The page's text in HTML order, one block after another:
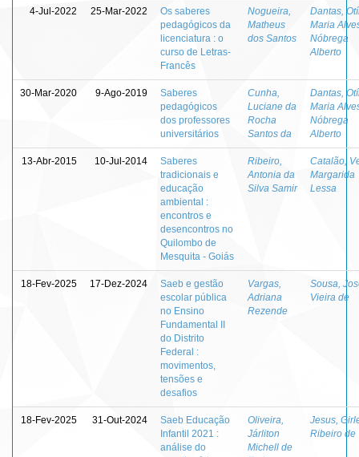
4-Jul-2022 25-Mar-2022
Os saberes
pedagógicos da
licenciatura : o
curso de Letras-
Francês
Nogueira,
Matheus
dos Santos
Dantas,
Maria
Nóbrega
Alberto
30-Mar-2020 9-Ago-2019
Saberes
pedagógicos
dos professores
universitários
Cunha,
Luciane da
Rocha
Santos da
Dantas,
Maria
Nóbrega
Alberto
13-Abr-2015 10-Jul-2014
Saberes
tradicionais e
educação
ambiental :
encontros e
desencontros no
Quilombo de
Mesquita - Goiás
Ribeiro,
Antonia da
Silva Samir
Catalão,
Margarida
Lessa
18-Fev-2025 17-Dez-2024
Saeb e gestão
escolar pública
no Ensino
Fundamental II
do Distrito
Federal :
movimentos,
tensões e
desafios
Vargas,
Adriana
Rezende
Sousa,
Vieira de
18-Fev-2025 31-Out-2024
Saeb Educação
Infantil 2021 :
análise do
Oliveira,
Járliton
Michell de
Jesus,
Ribeiro de